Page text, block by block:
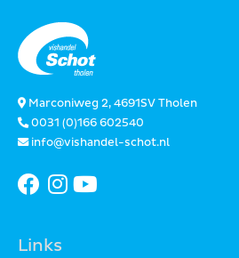
Marconiweg 2, 4691SV Tholen
0031 (0)166 602540
info@vishandel-schot.nl
Links